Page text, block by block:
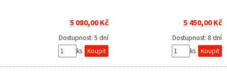
5 080,00 Kč
Dostupnost: 5 dní
ks
5 450,00 Kč
Dostupnost: 8 dní
ks